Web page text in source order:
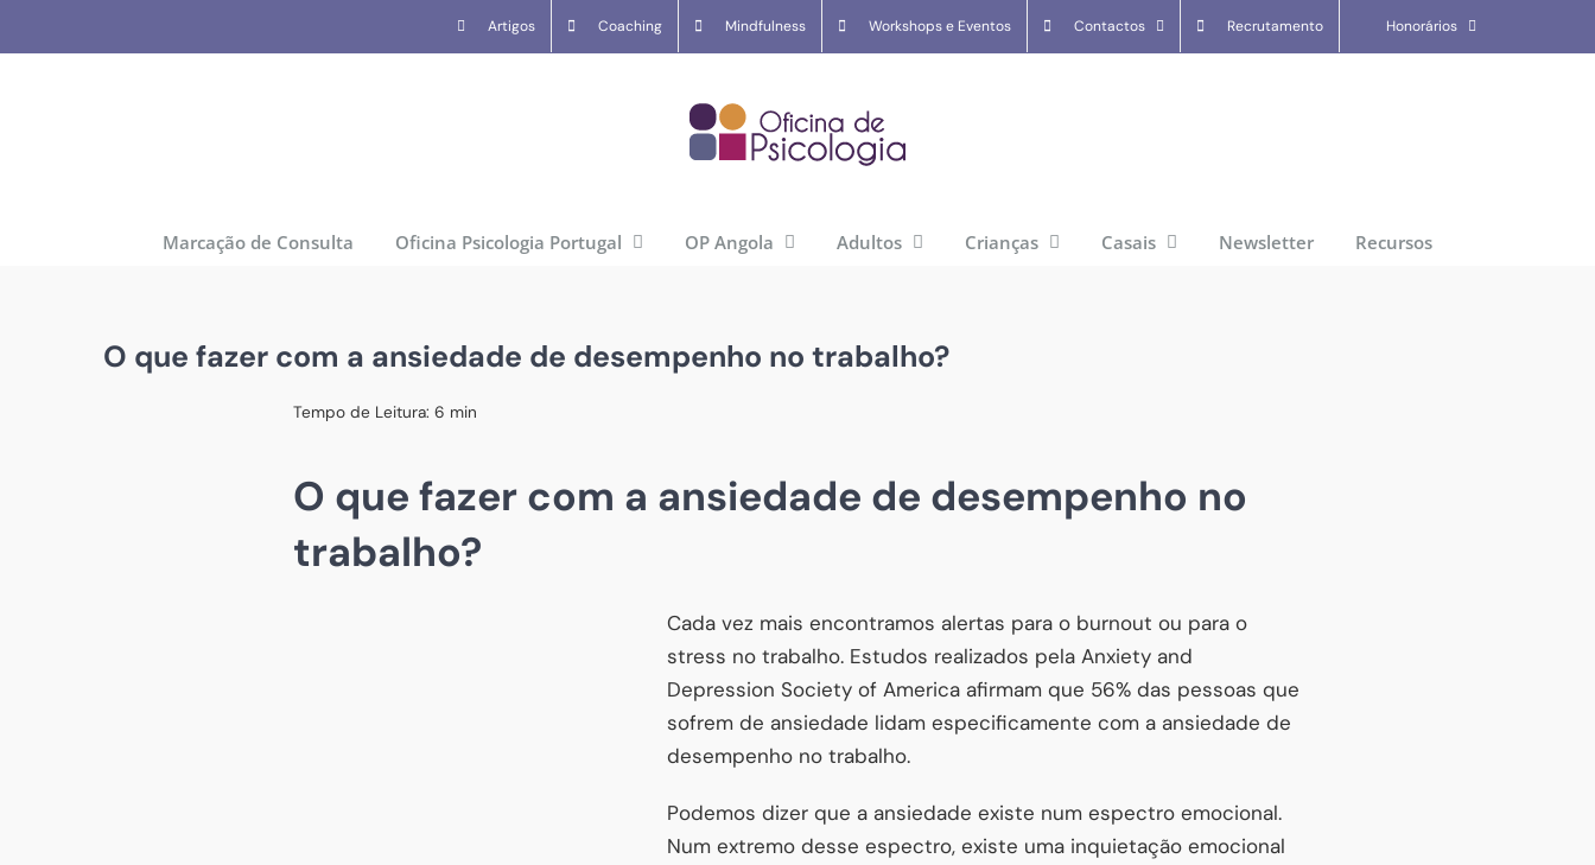
to
Artigos Coaching Mindfulness Workshops e Eventos Contactos Recrutamento Honorários
Marcação de Consulta Oficina Psicologia Portugal OP Angola Adultos Crianças Casais Newsletter Recursos
O que fazer com a ansiedade de desempenho no trabalho?
Tempo de Leitura: 6 min
O que fazer com a ansiedade de desempenho no
trabalho?
Cada vez mais encontramos alertas para o burnout ou para o
stress no trabalho. Estudos realizados pela Anxiety and
Depression Society of America afirmam que 56% das pessoas que
sofrem de ansiedade lidam especificamente com a ansiedade de
desempenho no trabalho.
Podemos dizer que a ansiedade existe num espectro emocional.
Num extremo desse espectro, existe uma inquietação emocional